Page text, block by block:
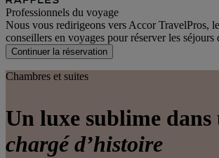
Professionnels du voyage
Nous vous redirigeons vers Accor TravelPros,
conseillers en voyages pour réserver les séjours
Continuer la réservation
Chambres et suites
Un luxe sublime dans
chargé d’histoire